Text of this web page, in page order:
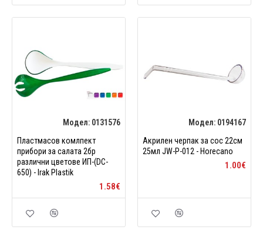
Модел: 0131576
Пластмасов комлпект
прибори за салата 2бр
различни цветове ИП-(DC-
650) - Irak Plastik
1.58€
Модел: 0194167
Акрилен черпак за сос 22см
25мл JW-P-012 - Horecano
1.00€